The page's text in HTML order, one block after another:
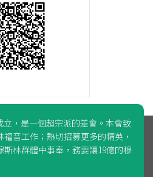
立，是一個超宗派的差會。本會致
音工作；熱切招募更多的精英，
林群體中事奉，務要讓19億的穆